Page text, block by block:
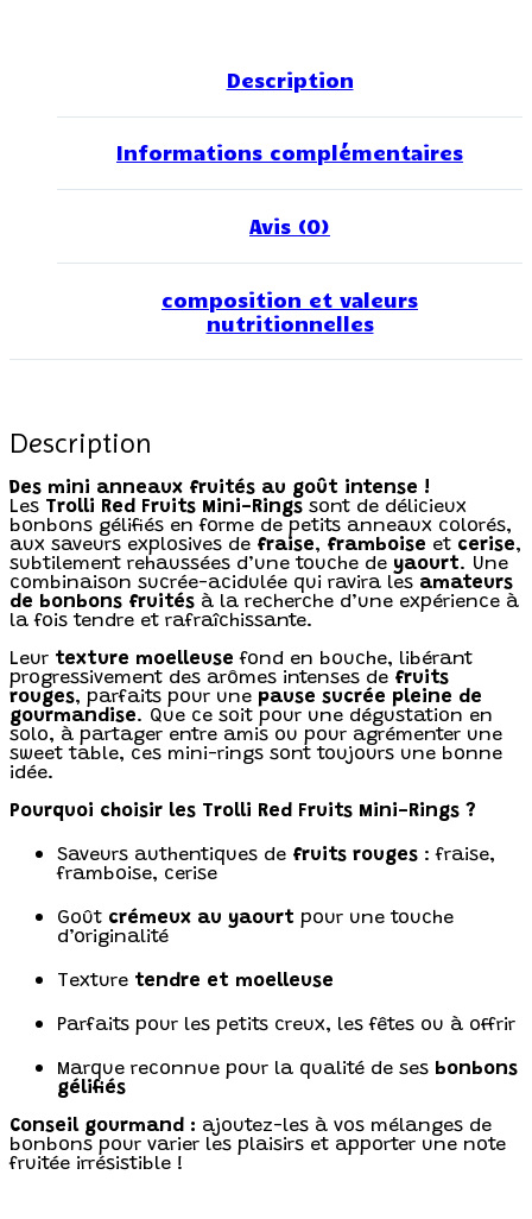
Description
Informations complémentaires
Avis (0)
composition et valeurs
nutritionnelles
Description
Des mini anneaux fruités au goût intense !
Les Trolli Red Fruits Mini-Rings sont de délicieux
bonbons gélifiés en forme de petits anneaux colorés,
aux saveurs explosives de fraise, framboise et cerise,
subtilement rehaussées d’une touche de yaourt. Une
combinaison sucrée-acidulée qui ravira les amateurs
de bonbons fruités à la recherche d’une expérience à
la fois tendre et rafraîchissante.
Leur texture moelleuse fond en bouche, libérant
progressivement des arômes intenses de fruits
rouges, parfaits pour une pause sucrée pleine de
gourmandise. Que ce soit pour une dégustation en
solo, à partager entre amis ou pour agrémenter une
sweet table, ces mini-rings sont toujours une bonne
idée.
Pourquoi choisir les Trolli Red Fruits Mini-Rings ?
Saveurs authentiques de fruits rouges : fraise,
framboise, cerise
Goût crémeux au yaourt pour une touche
d’originalité
Texture tendre et moelleuse
Parfaits pour les petits creux, les fêtes ou à offrir
Marque reconnue pour la qualité de ses bonbons
gélifiés
Conseil gourmand : ajoutez-les à vos mélanges de
bonbons pour varier les plaisirs et apporter une note
fruitée irrésistible !